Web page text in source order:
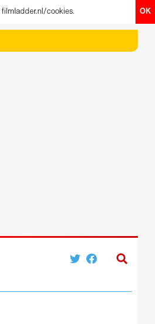
OK
filmladder.nl/cookies.